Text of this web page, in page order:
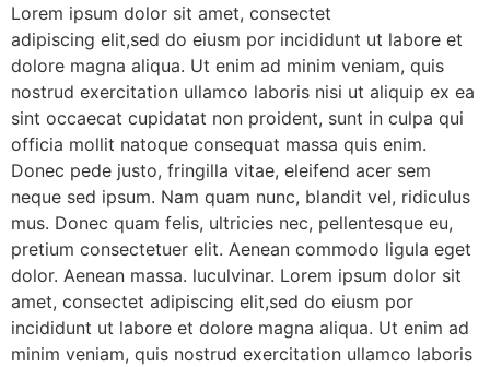
Lorem ipsum dolor sit amet, consectet
adipiscing elit,sed do eiusm por incididunt ut labore et
dolore magna aliqua. Ut enim ad minim veniam, quis
nostrud exercitation ullamco laboris nisi ut aliquip ex ea
sint occaecat cupidatat non proident, sunt in culpa qui
officia mollit natoque consequat massa quis enim.
Donec pede justo, fringilla vitae, eleifend acer sem
neque sed ipsum. Nam quam nunc, blandit vel, ridiculus
mus. Donec quam felis, ultricies nec, pellentesque eu,
pretium consectetuer elit. Aenean commodo ligula eget
dolor. Aenean massa. luculvinar. Lorem ipsum dolor sit
amet, consectet adipiscing elit,sed do eiusm por
incididunt ut labore et dolore magna aliqua. Ut enim ad
minim veniam, quis nostrud exercitation ullamco laboris